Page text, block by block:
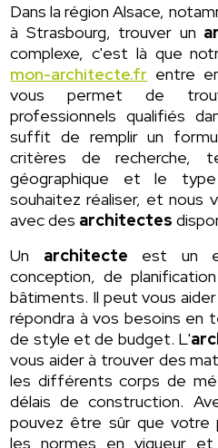
Dans la région Alsace,
à Strasbourg, trouver un
complexe, c'est là que
mon-architecte.fr entre
vous permet de
professionnels qualifiés
suffit de remplir un
critères de recherche,
géographique et le
souhaitez réaliser, et nous
avec des architectes
Un architecte est un
conception, de
bâtiments. Il peut vous
répondra à vos besoins en
de style et de budget. L'
vous aider à trouver des
les différents corps de
délais de construction.
pouvez être sûr que votre
les normes en vigueur